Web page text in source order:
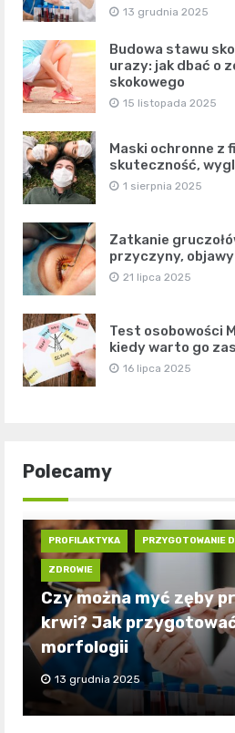
13 grudnia 2025
Budowa stawu
urazy: jak dbać o
skokowego
15 listopada 2025
Maski ochronne z
skuteczność,
1 sierpnia 2025
Zatkanie
przyczyny,
21 lipca 2025
Test osobowości
kiedy warto go
16 lipca 2025
Polecamy
PROFILAKTYKA PRZYGOTOWANIE
ZDROWIE
Czy można myć zęby
krwi? Jak
morfologii
13 grudnia 2025